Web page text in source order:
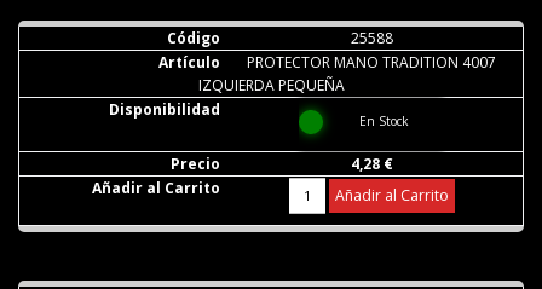
25588
PROTECTOR MANO TRADITION 4007
IZQUIERDA PEQUEÑA
En Stock
4,28 €
Añadir al Carrito